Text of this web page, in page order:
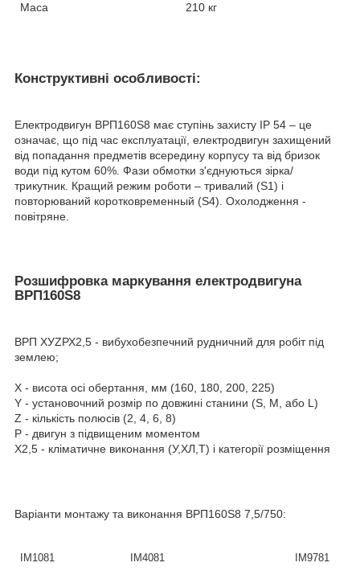
Маса 210 кг
Конструктивні особливості:
Електродвигун ВРП160Ѕ8 має ступінь захисту IP 54 – це
означає, що під час експлуатації, електродвигун захищений
від попадання предметів всередину корпусу та від бризок
води під кутом 60%. Фази обмотки з'єднуються зірка/
трикутник. Кращий режим роботи – тривалий (S1) і
повторюваний коротковременный (S4). Охолодження -
повітряне.
Розшифровка маркування електродвигуна
ВРП160Ѕ8
ВРП ХУZРХ2,5 - вибухобезпечний рудничний для робіт під
землею;
Х - висота осі обертання, мм (160, 180, 200, 225)
Y - установочний розмір по довжині станини (S, М, або L)
Z - кількість полюсів (2, 4, 6, 8)
Р - двигун з підвищеним моментом
Х2,5 - кліматичне виконання (У,ХЛ,Т) і категорії розміщення
Варіанти монтажу та виконання ВРП160Ѕ8 7,5/750:
IM1081 IM4081 IM9781